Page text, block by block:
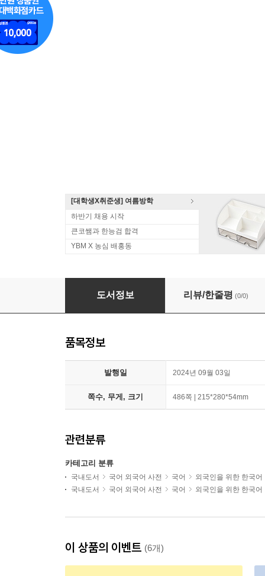
[대학생X취준생] 여름방학
하반기 채용 시작
큰코쌤과 한능검 합격
YBM X 농심 배홍동
새 이화 한국어 Workbook 1 + 2 세트
도서정보 리뷰/한줄평 (0/0)
품목정보
발행일 2024년 09월 03일
쪽수, 무게, 크기 486쪽 | 215*280*54mm
관련분류
카테고리 분류
국내도서 국어 외국어 사전 국어
외국인을 위한 한국어
국내도서
국어 외국어 사전 국어 외국인을 위한 한국어
이 상품의 이벤트 (6개)